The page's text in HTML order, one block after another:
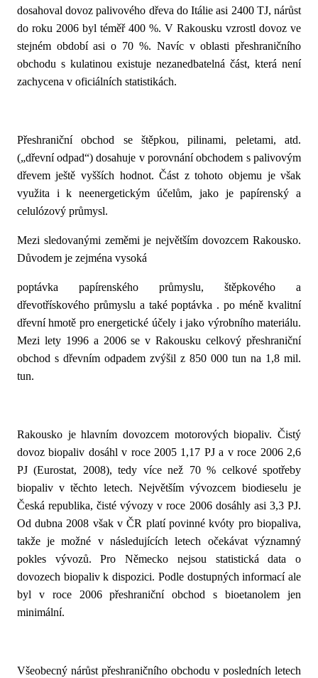
dosahoval dovoz palivového dřeva do Itálie asi 2400 TJ, nárůst
do roku 2006 byl téměř 400 %. V Rakousku vzrostl dovoz ve
stejném období asi o 70 %. Navíc v oblasti přeshraničního
obchodu s kulatinou existuje nezanedbatelná část, která není
zachycena v oficiálních statistikách.
Přeshraniční obchod se štěpkou, pilinami, peletami, atd.
(„dřevní odpad“) dosahuje v porovnání obchodem s palivovým
dřevem ještě vyšších hodnot. Část z tohoto objemu je však
využita i k neenergetickým účelům, jako je papírenský a
celulózový průmysl.
Mezi sledovanými zeměmi je největším dovozcem Rakousko.
Důvodem je zejména vysoká
poptávka papírenského průmyslu, štěpkového a
dřevotřískového průmyslu a také poptávka . po méně kvalitní
dřevní hmotě pro energetické účely i jako výrobního materiálu.
Mezi lety 1996 a 2006 se v Rakousku celkový přeshraniční
obchod s dřevním odpadem zvýšil z 850 000 tun na 1,8 mil.
tun.
Rakousko je hlavním dovozcem motorových biopaliv. Čistý
dovoz biopaliv dosáhl v roce 2005 1,17 PJ a v roce 2006 2,6
PJ (Eurostat, 2008), tedy více než 70 % celkové spotřeby
biopaliv v těchto letech. Největším vývozcem biodieselu je
Česká republika, čisté vývozy v roce 2006 dosáhly asi 3,3 PJ.
Od dubna 2008 však v ČR platí povinné kvóty pro biopaliva,
takže je možné v následujících letech očekávat významný
pokles vývozů. Pro Německo nejsou statistická data o
dovozech biopaliv k dispozici. Podle dostupných informací ale
byl v roce 2006 přeshraniční obchod s bioetanolem jen
minimální.
Všeobecný nárůst přeshraničního obchodu v posledních letech